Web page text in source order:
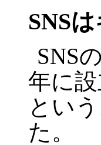
SNS
SNS
年に
という
た。